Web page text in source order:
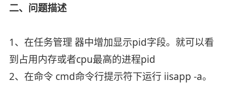
二、问题描述
1、在任务管理 器中增加显示pid字段。就可以看
到占用内存或者cpu最高的进程pid
2、在命令 cmd命令行提示符下运行 iisapp -a。